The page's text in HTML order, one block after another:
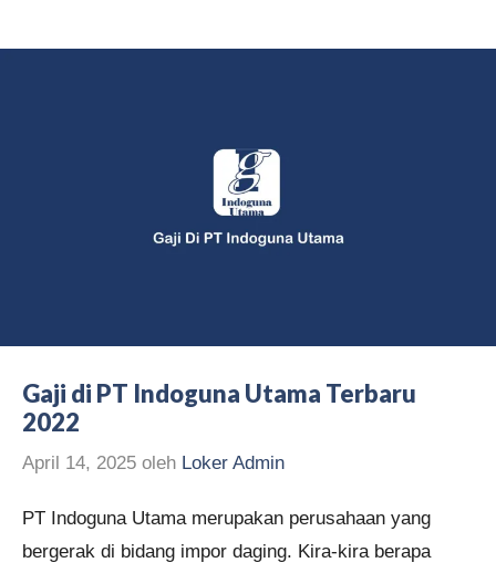
Gaji di PT Indoguna Utama Terbaru
2022
April 14, 2025 oleh Loker Admin
PT Indoguna Utama merupakan perusahaan yang
bergerak di bidang impor daging. Kira-kira berapa